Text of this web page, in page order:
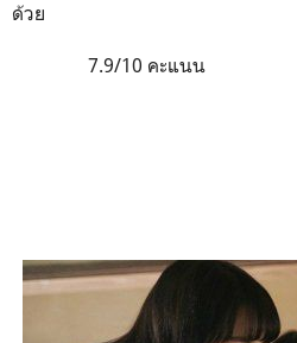
ด้วย
7.9/10 คะแนน